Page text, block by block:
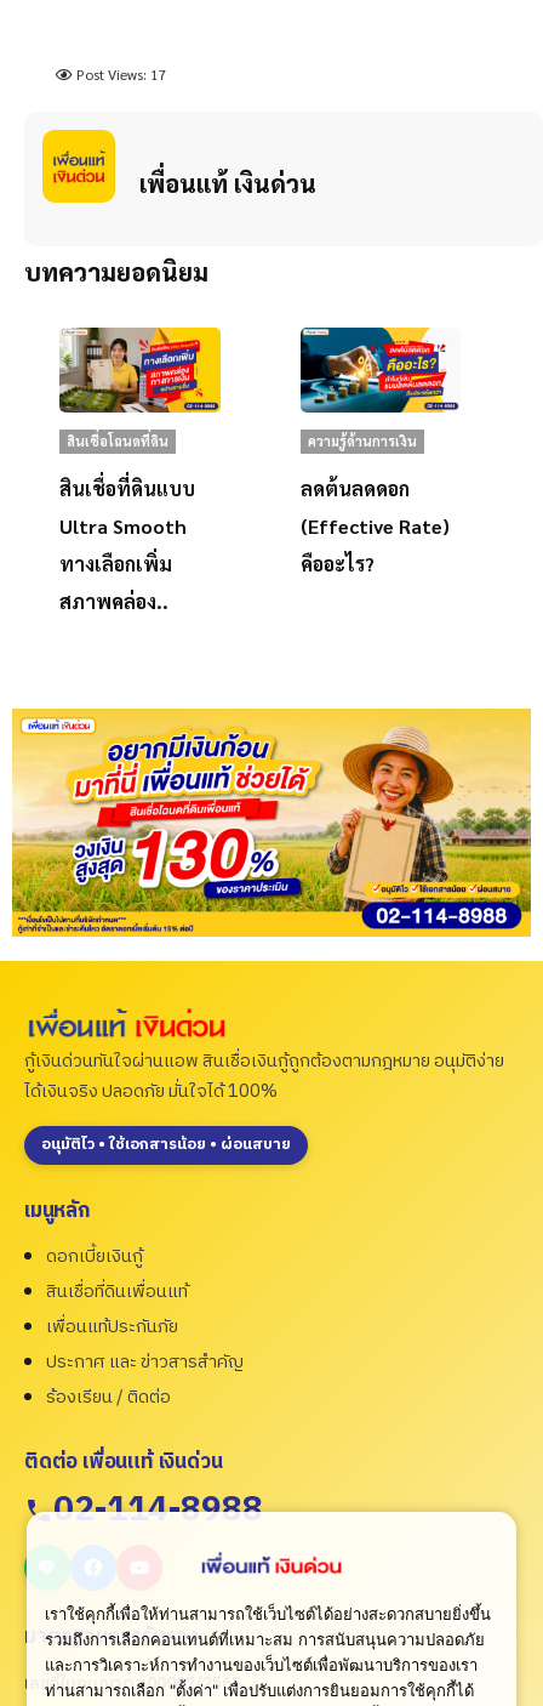
Post Views: 17
เพื่อนแท้ เงินด่วน
บทความยอดนิยม
สินเชื่อโฉนดที่ดิน
สินเชื่อที่ดินแบบ
Ultra Smooth
ทางเลือกเพิ่ม
สภาพคล่อง..
ความรู้ด้านการเงิน
ลดต้นลดดอก
(Effective Rate)
คืออะไร?
กู้เงินด่วนทันใจผ่านแอพ สินเชื่อเงินกู้ถูกต้องตามกฎหมาย อนุมัติง่าย
ได้เงินจริง ปลอดภัย มั่นใจได้ 100%
อนุมัติไว • ใช้เอกสารน้อย • ผ่อนสบาย
เมนูหลัก
ดอกเบี้ยเงินกู้
สินเชื่อที่ดินเพื่อนแท้
เพื่อนแท้ประกันภัย
ประกาศ และ ข่าวสารสำคัญ
ร้องเรียน / ติดต่อ
ติดต่อ เพื่อนแท้ เงินด่วน
02-114-8988
มาตรฐานการรับรอง
เลขที่ใบอนุญาต ว00007/2565
เราใช้คุกกี้เพื่อให้ท่านสามารถใช้เว็บไซต์ได้อย่างสะดวกสบายยิ่งขึ้น
รวมถึงการเลือกคอนเทนต์ที่เหมาะสม การสนับสนุนความปลอดภัย
และการวิเคราะห์การทำงานของเว็บไซต์เพื่อพัฒนาบริการของเรา
ท่านสามารถเลือก "ตั้งค่า" เพื่อปรับแต่งการยินยอมการใช้คุกกี้ได้